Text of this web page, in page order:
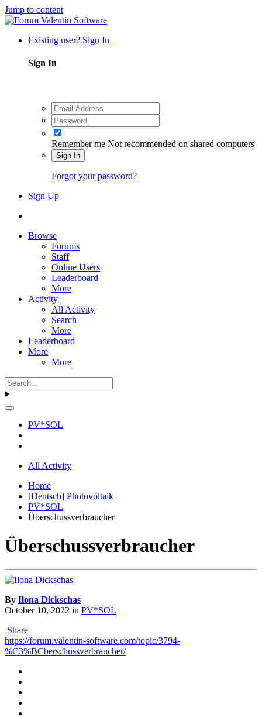
Jump to content
Existing user? Sign In
Sign In
Remember me Not recommended on shared computers
Sign In
Forgot your password?
Sign Up
Browse
Forums
Staff
Online Users
Leaderboard
More
Activity
All Activity
Search
More
Leaderboard
More
More
PV*SOL
All Activity
Home
[Deutsch] Photovoltaik
PV*SOL
Überschussverbraucher
Überschussverbraucher
By Ilona Dickschas
October 10, 2022 in PV*SOL
Share
https://forum.valentin-software.com/topic/3794-
%C3%BCberschussverbraucher/